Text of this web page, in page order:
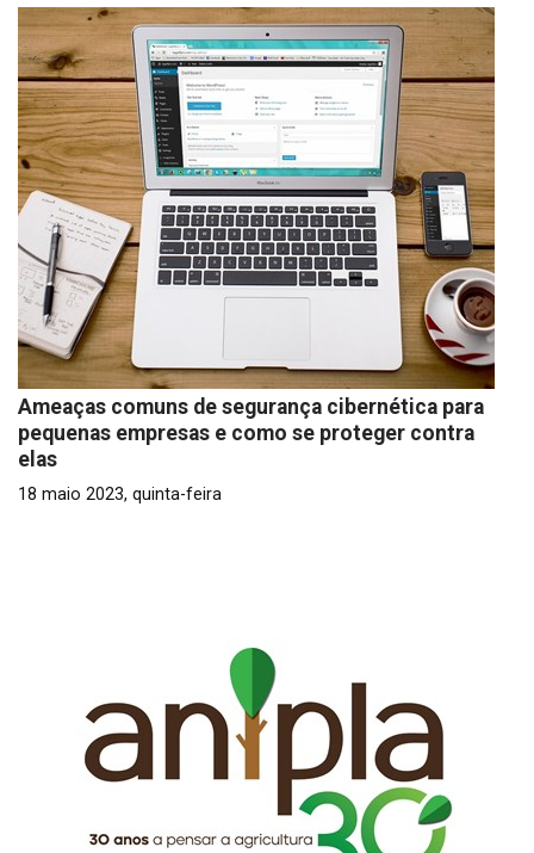
Ameaças comuns de segurança cibernética para
pequenas empresas e como se proteger contra
elas
18 maio 2023, quinta-feira